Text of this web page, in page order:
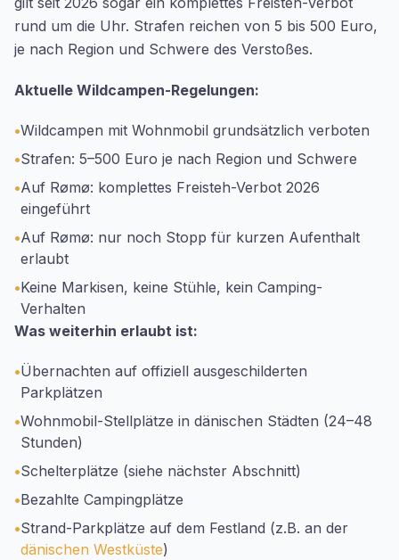
rund um die Uhr. Strafen reichen von 5 bis 500 Euro,
je nach Region und Schwere des Verstoßes.
Aktuelle Wildcampen-Regelungen:
•Wildcampen mit Wohnmobil grundsätzlich verboten
•Strafen: 5–500 Euro je nach Region und Schwere
•Auf Rømø: komplettes Freisteh-Verbot 2026
eingeführt
•Auf Rømø: nur noch Stopp für kurzen Aufenthalt
erlaubt
•Keine Markisen, keine Stühle, kein Camping-
Verhalten
Was weiterhin erlaubt ist:
•Übernachten auf offiziell ausgeschilderten
Parkplätzen
•Wohnmobil-Stellplätze in dänischen Städten (24–48
Stunden)
•Schelterplätze (siehe nächster Abschnitt)
•Bezahlte Campingplätze
•Strand-Parkplätze auf dem Festland (z.B. an der
dänischen Westküste)